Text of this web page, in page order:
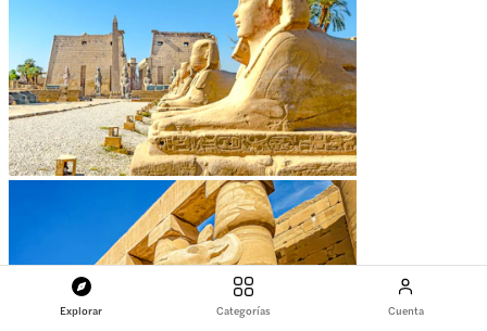
Explorar Categorías Cuenta